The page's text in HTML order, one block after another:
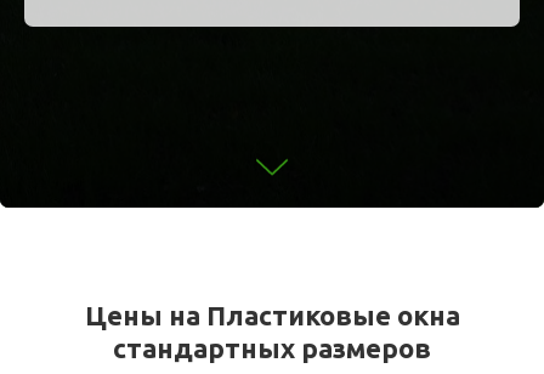
Цены на Пластиковые окна
стандартных размеров